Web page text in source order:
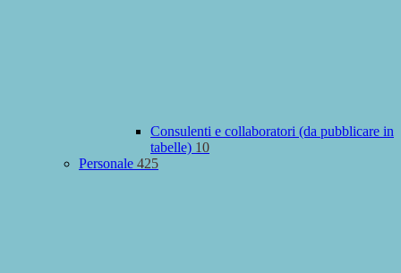
Consulenti e collaboratori (da pubblicare in
tabelle) 10
Personale 425